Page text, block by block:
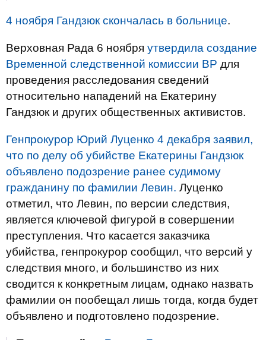
4 ноября Гандзюк скончалась в больнице.
Верховная Рада 6 ноября утвердила создание
Временной следственной комиссии ВР для
проведения расследования сведений
относительно нападений на Екатерину
Гандзюк и других общественных активистов.
Генпрокурор Юрий Луценко 4 декабря заявил,
что по делу об убийстве Екатерины Гандзюк
объявлено подозрение ранее судимому
гражданину по фамилии Левин. Луценко
отметил, что Левин, по версии следствия,
является ключевой фигурой в совершении
преступления. Что касается заказчика
убийства, генпрокурор сообщил, что версий у
следствия много, и большинство из них
сводится к конкретным лицам, однако назвать
фамилии он пообещал лишь тогда, когда будет
объявлено и подготовлено подозрение.